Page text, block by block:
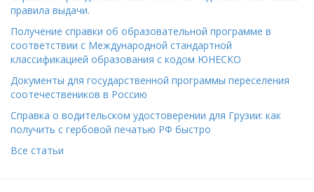
правила выдачи.
Получение справки об образовательной программе в
соответствии с Международной стандартной
классификацией образования с кодом ЮНЕСКО
Документы для государственной программы переселения
соотечествеников в Россию
Справка о водительском удостоверении для Грузии: как
получить с гербовой печатью РФ быстро
Все статьи